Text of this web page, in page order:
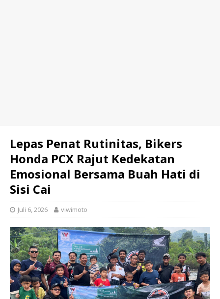
Lepas Penat Rutinitas, Bikers
Honda PCX Rajut Kedekatan
Emosional Bersama Buah Hati di
Sisi Cai
Juli 6, 2026 viwimoto